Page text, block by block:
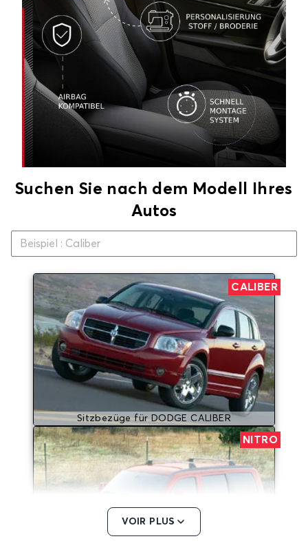
Suchen Sie nach dem Modell Ihres
Autos
CALIBER
Sitzbezüge für DODGE CALIBER
NITRO
VOIR PLUS